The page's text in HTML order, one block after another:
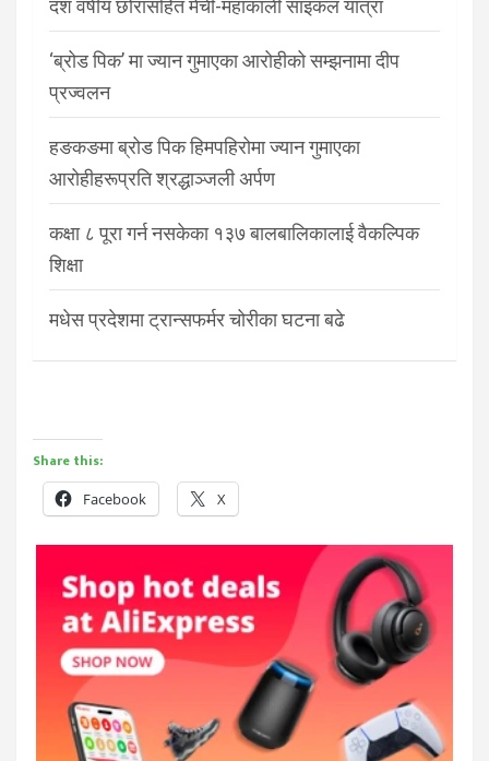
दश वर्षीय छोरासहित मेची-महाकाली साइकल यात्रा
‘ब्रोड पिक’ मा ज्यान गुमाएका आरोहीको सम्झनामा दीप
प्रज्वलन
हङकङमा ब्रोड पिक हिमपहिरोमा ज्यान गुमाएका
आरोहीहरूप्रति श्रद्धाञ्जली अर्पण
कक्षा ८ पूरा गर्न नसकेका १३७ बालबालिकालाई वैकल्पिक
शिक्षा
मधेस प्रदेशमा ट्रान्सफर्मर चोरीका घटना बढे
Share this:
Facebook X